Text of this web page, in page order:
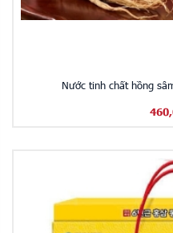
Nước tinh chất hồng